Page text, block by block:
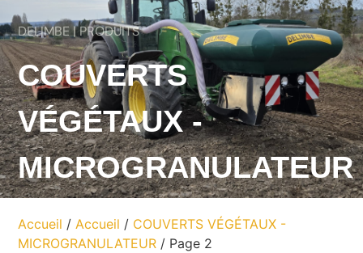
DELIMBE | PRODUITS
COUVERTS
VÉGÉTAUX -
MICROGRANULATEUR
Accueil /Accueil / COUVERTS VÉGÉTAUX -
MICROGRANULATEUR / Page 2